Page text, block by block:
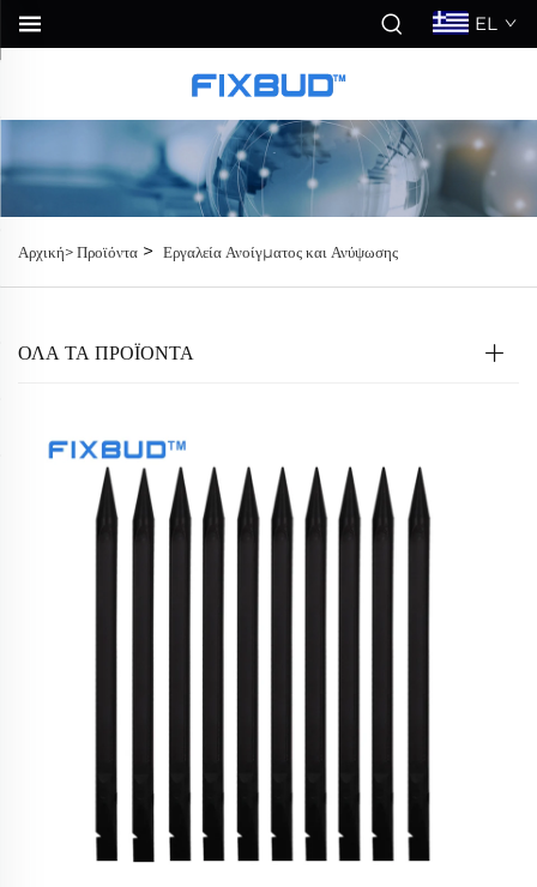
EL
Αρχική>Προϊόντα > Εργαλεία Ανοίγματος και Ανύψωσης
ΟΛΑ ΤΑ ΠΡΟΪΟΝΤΑ